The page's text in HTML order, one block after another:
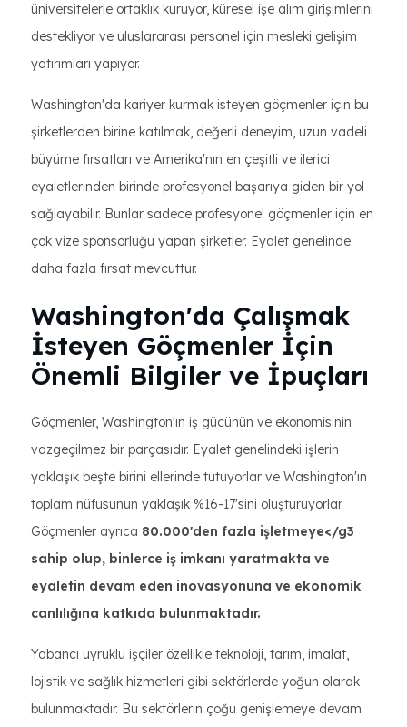
üniversitelerle ortaklık kuruyor, küresel işe alım girişimlerini
destekliyor ve uluslararası personel için mesleki gelişim
yatırımları yapıyor.
Washington'da kariyer kurmak isteyen göçmenler için bu
şirketlerden birine katılmak, değerli deneyim, uzun vadeli
büyüme fırsatları ve Amerika'nın en çeşitli ve ilerici
eyaletlerinden birinde profesyonel başarıya giden bir yol
sağlayabilir. Bunlar sadece profesyonel göçmenler için en
çok vize sponsorluğu yapan şirketler. Eyalet genelinde
daha fazla fırsat mevcuttur.
Washington'da Çalışmak
İsteyen Göçmenler İçin
Önemli Bilgiler ve İpuçları
Göçmenler, Washington'ın iş gücünün ve ekonomisinin
vazgeçilmez bir parçasıdır. Eyalet genelindeki işlerin
yaklaşık beşte birini ellerinde tutuyorlar ve Washington'ın
toplam nüfusunun yaklaşık %16-17'sini oluşturuyorlar.
Göçmenler ayrıca 80.000'den fazla işletmeye</g3
sahip olup, binlerce iş imkanı yaratmakta ve
eyaletin devam eden inovasyonuna ve ekonomik
canlılığına katkıda bulunmaktadır.
Yabancı uyruklu işçiler özellikle teknoloji, tarım, imalat,
lojistik ve sağlık hizmetleri gibi sektörlerde yoğun olarak
bulunmaktadır. Bu sektörlerin çoğu genişlemeye devam